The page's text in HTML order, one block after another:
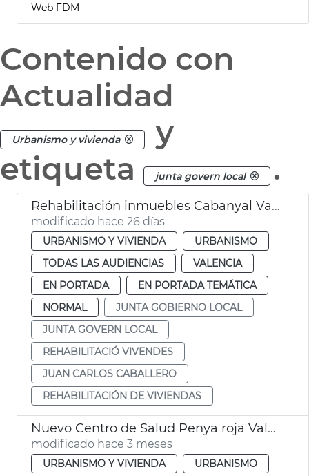
Web FDM
Contenido con
Actualidad
Urbanismo y vivienda
y
etiqueta
junta govern local .
Rehabilitación inmuebles Cabanyal València
modificado hace 26 días
URBANISMO Y VIVIENDA
URBANISMO
TODAS LAS AUDIENCIAS
VALENCIA
EN PORTADA
EN PORTADA TEMÁTICA
NORMAL
JUNTA GOBIERNO LOCAL
JUNTA GOVERN LOCAL
REHABILITACIÓ VIVENDES
JUAN CARLOS CABALLERO
REHABILITACIÓN DE VIVIENDAS
Nuevo Centro de Salud Penya roja València
modificado hace 3 meses
URBANISMO Y VIVIENDA URBANISMO